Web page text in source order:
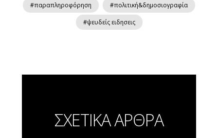
#παραπληροφόρηση #πολιτική&δημοσιογραφία
#ψευδείς ειδησεις
ΣΧΕΤΙΚΑ ΑΡΘΡΑ